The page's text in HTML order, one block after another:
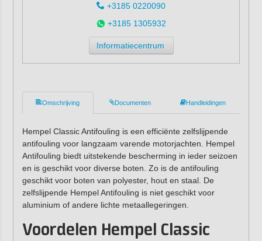
+3185 0220090
+3185 1305932
Informatiecentrum
Omschrijving Documenten Handleidingen
Hempel Classic Antifouling is een efficiënte zelfslijpende
antifouling voor langzaam varende motorjachten. Hempel
Antifouling biedt uitstekende bescherming in ieder seizoen
en is geschikt voor diverse boten. Zo is de antifouling
geschikt voor boten van polyester, hout en staal. De
zelfslijpende Hempel Antifouling is niet geschikt voor
aluminium of andere lichte metaallegeringen.
Voordelen Hempel Classic